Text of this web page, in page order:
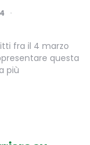
fra il 4 marzo
questa
più